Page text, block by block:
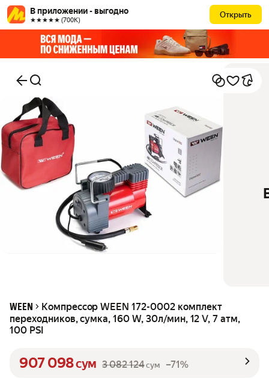
В приложении - выгодно
★★★★★ (700К)
Открыть
WEEN
Компрессор WEEN 172-0002 комплект
переходников, сумка, 160 W, 30л/мин, 12 V, 7 атм,
100 PSI
907 098сум 3 082 124сум –71%